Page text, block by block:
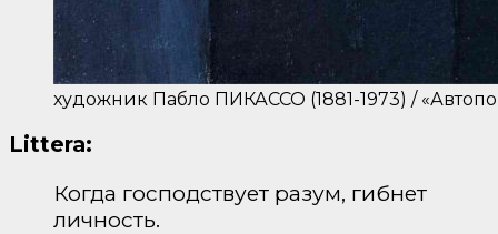
художник Пабло ПИКАССО (1881-1973) /
Littera:
Когда господствует разум, гибнет
личность.